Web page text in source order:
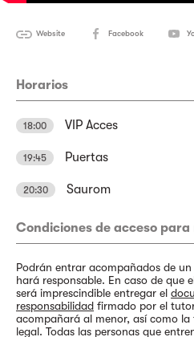
Website Facebook
Horarios
18:00 VIP Acces
19:45 Puertas
20:30 Saurom
Condiciones de acceso para
Podrán entrar acompañados de
hará responsable. En caso de que
será imprescindible entregar el
responsabilidad firmado por el
acompañará al menor, así como
legal. Todas las personas que